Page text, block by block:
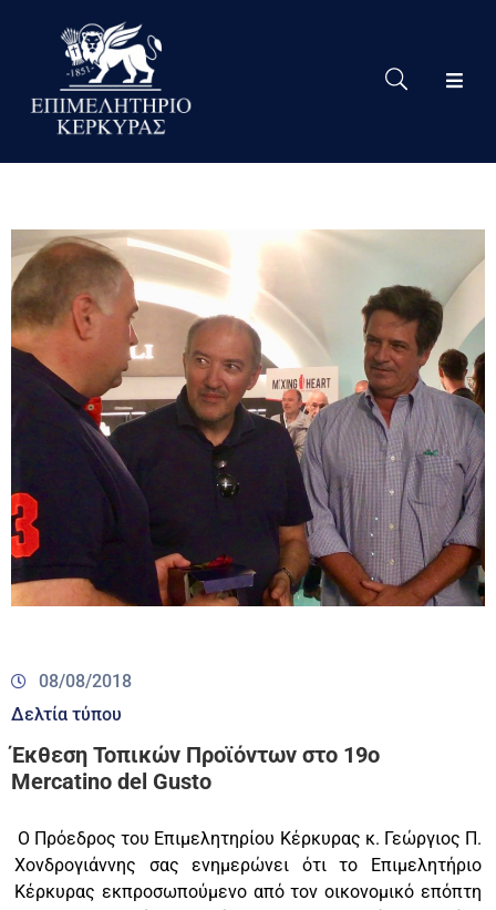
Το
Eπιμελητήριο
Νέα
Υπηρεσίες
Ειδική
Πληροφόρηση
Χρήσιμες
Συνδέσεις
08/08/2018
Δελτία τύπου
Έκθεση Τοπικών Προϊόντων στο 19ο
Mercatino del Gusto
Ο Πρόεδρος του Επιμελητηρίου Κέρκυρας κ. Γεώργιος Π.
Χονδρογιάννης σας ενημερώνει ότι το Επιμελητήριο
Κέρκυρας εκπροσωπούμενο από τον οικονομικό επόπτη